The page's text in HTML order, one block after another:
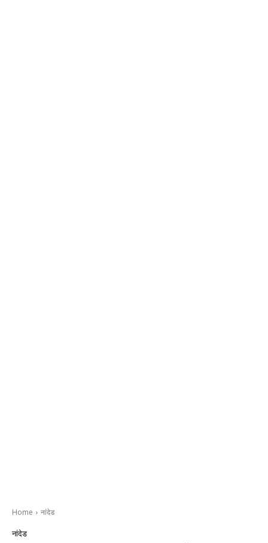
Home नांदेड
नांदेड